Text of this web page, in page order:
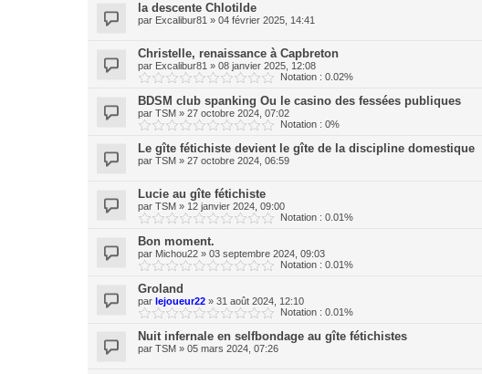
la descente Chlotilde
par Excalibur81 » 04 février 2025, 14:41
Christelle, renaissance à Capbreton
par Excalibur81 » 08 janvier 2025, 12:08
Notation : 0.02%
BDSM club spanking Ou le casino des fessées publiques
par TSM » 27 octobre 2024, 07:02
Notation : 0%
Le gîte fétichiste devient le gîte de la discipline domestique
par TSM » 27 octobre 2024, 06:59
Lucie au gîte fétichiste
par TSM » 12 janvier 2024, 09:00
Notation : 0.01%
Bon moment.
par Michou22 » 03 septembre 2024, 09:03
Notation : 0.01%
Groland
par lejoueur22 » 31 août 2024, 12:10
Notation : 0.01%
Nuit infernale en selfbondage au gîte fétichistes
par TSM » 05 mars 2024, 07:26